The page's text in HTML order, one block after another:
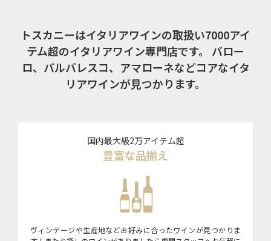
トスカニーはイタリアワインの取扱い7000アイ
テム超のイタリアワイン専門店です。
バロー
ロ、バルバレスコ、アマローネなどコアなイタ
リアワインが見つかります。
国内最大級2万アイテム超
豊富な品揃え
ヴィンテージや生産地などお好みに合ったワインが見つかりま